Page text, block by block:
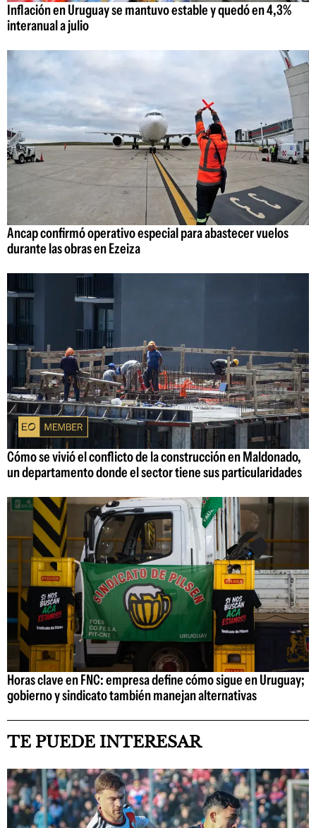
Inflación en Uruguay se mantuvo estable y quedó en 4,3%
interanual a julio
Ancap confirmó operativo especial para abastecer vuelos
durante las obras en Ezeiza
Cómo se vivió el conflicto de la construcción en Maldonado,
un departamento donde el sector tiene sus particularidades
Horas clave en FNC: empresa define cómo sigue en Uruguay;
gobierno y sindicato también manejan alternativas
TE PUEDE INTERESAR